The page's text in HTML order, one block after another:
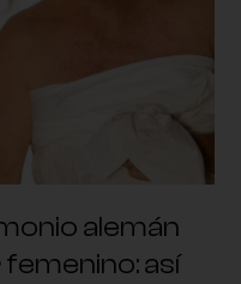
alemán
así